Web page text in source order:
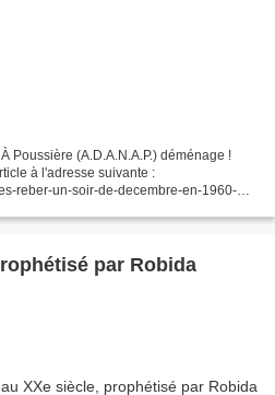
Poussière (A.D.A.N.A.P.) déménage !
à l'adresse suivante :
reber-un-soir-de-decembre-en-1960-
par Robida